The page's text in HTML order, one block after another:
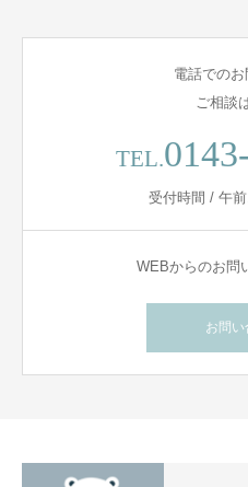
電話での
ご相談
TEL.
受付時間 / 午
WEBからのお問
お問い